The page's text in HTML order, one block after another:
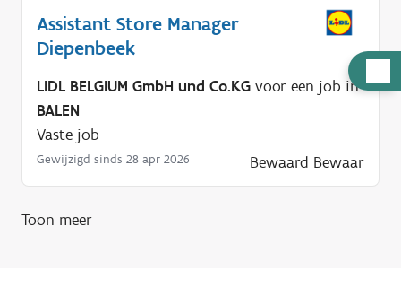
u
n
o
Assistant Store Manager
Diepenbeek
LIDL BELGIUM GmbH und Co.KG voor een job in
BALEN
Vaste job
Gewijzigd sinds 28 apr 2026 Bewaard Bewaar
Toon meer